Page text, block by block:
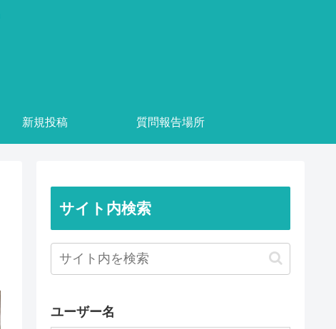
新規投稿 質問報告場所
サイト内検索
ユーザー名